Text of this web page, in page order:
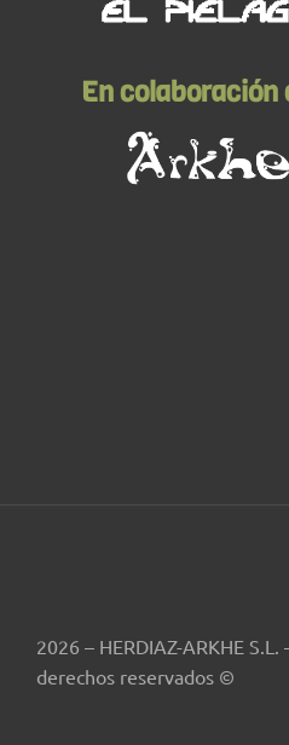
En colaboración
2026 – HERDIAZ-ARKHE S.L.
derechos reservados ©